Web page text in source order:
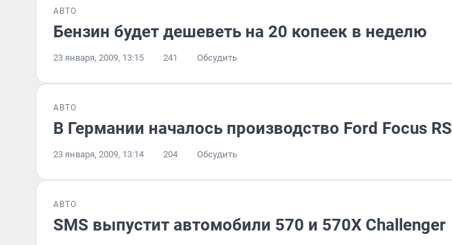
АВТО
Бензин будет дешеветь на 20 копеек в неделю
23 января, 2009, 13:15 241 Обсудить
АВТО
В Германии началось производство Ford Focus RS
23 января, 2009, 13:14 204 Обсудить
АВТО
SMS выпустит автомобили 570 и 570X Challenger